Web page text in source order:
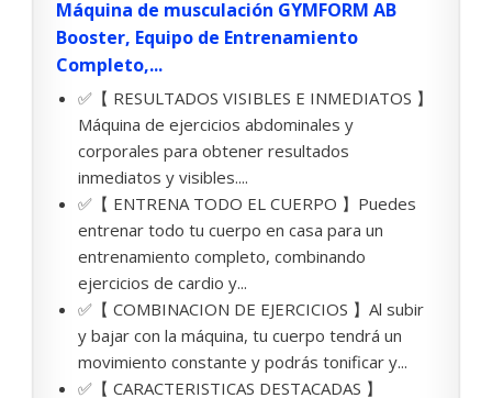
Máquina de musculación GYMFORM AB
Booster, Equipo de Entrenamiento
Completo,...
✅【 RESULTADOS VISIBLES E INMEDIATOS 】
Máquina de ejercicios abdominales y
corporales para obtener resultados
inmediatos y visibles....
✅【 ENTRENA TODO EL CUERPO 】Puedes
entrenar todo tu cuerpo en casa para un
entrenamiento completo, combinando
ejercicios de cardio y...
✅【 COMBINACION DE EJERCICIOS 】Al subir
y bajar con la máquina, tu cuerpo tendrá un
movimiento constante y podrás tonificar y...
✅【 CARACTERISTICAS DESTACADAS 】